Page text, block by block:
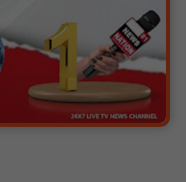
जारी, सभी रेजिडेंट्स का लंबित वेतन
के स्कूल वाहन चालकों ने
पर रहे सभी वाहन चालक : NN81
प्रशिक्षण संपन्न, वीबी-जी राम-जी
की दी गई विस्तृत जानकारी :